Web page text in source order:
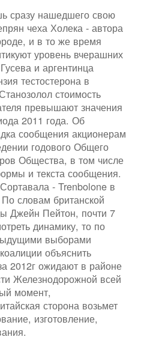
сразу нашедшего свою
чеха Холека - автора
и в то же время
уровень вчерашних
и аргентинца
тестостерона в
стоимость
превышают значения
2011 года. Об
сообщения акционерам
годового Общего
Общества, в том числе
и текста сообщения.
- Trenbolone в
словам британской
Джейн Пейтон, почти 7
динамику, то по
выборами
объяснить
2012г ожидают в районе
Железнодорожной всей
момент,
сторона возьмет
изготовление,